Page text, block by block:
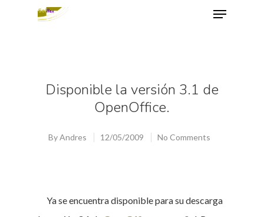
Disponible la versión 3.1 de
OpenOffice.
ByAndres 12/05/2009 No Comments
Ya se encuentra disponible para su descarga